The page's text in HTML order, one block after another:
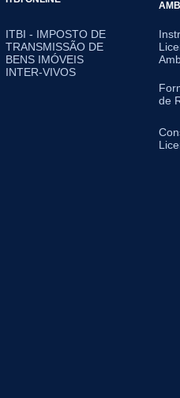
ITBI - IMPOSTO DE
TRANSMISSÃO DE
BENS IMÓVEIS
INTER-VIVOS
de